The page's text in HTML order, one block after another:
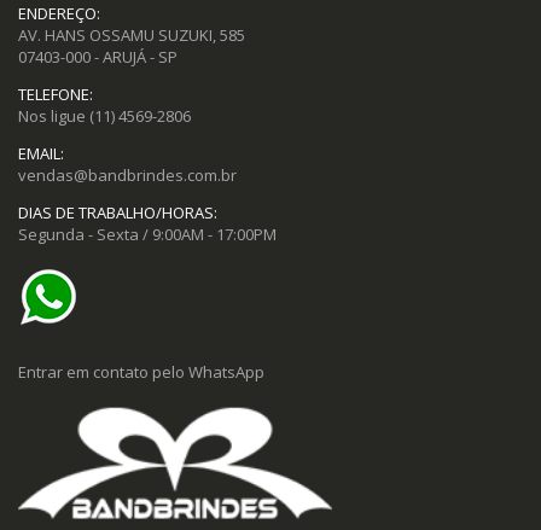
ENDEREÇO:
AV. HANS OSSAMU SUZUKI, 585
07403-000 - ARUJÁ - SP
TELEFONE:
Nos ligue (11) 4569-2806
EMAIL:
vendas@bandbrindes.com.br
DIAS DE TRABALHO/HORAS:
Segunda - Sexta / 9:00AM - 17:00PM
Entrar em contato pelo WhatsApp